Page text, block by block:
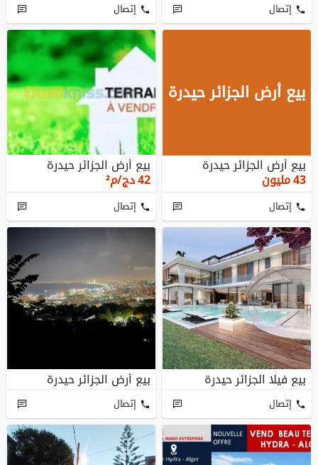
إتصال إتصال
بيع أرض الجزائر حيدرة
بيع أرض الجزائر حيدرة
43مليون
إتصال
بيع أرض الجزائر حيدرة
42دج/م²
إتصال
بيع فيلا الجزائر حيدرة
إتصال
بيع أرض الجزائر حيدرة
إتصال